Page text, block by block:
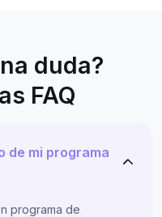
duda?
FAQ
de mi programa
programa de